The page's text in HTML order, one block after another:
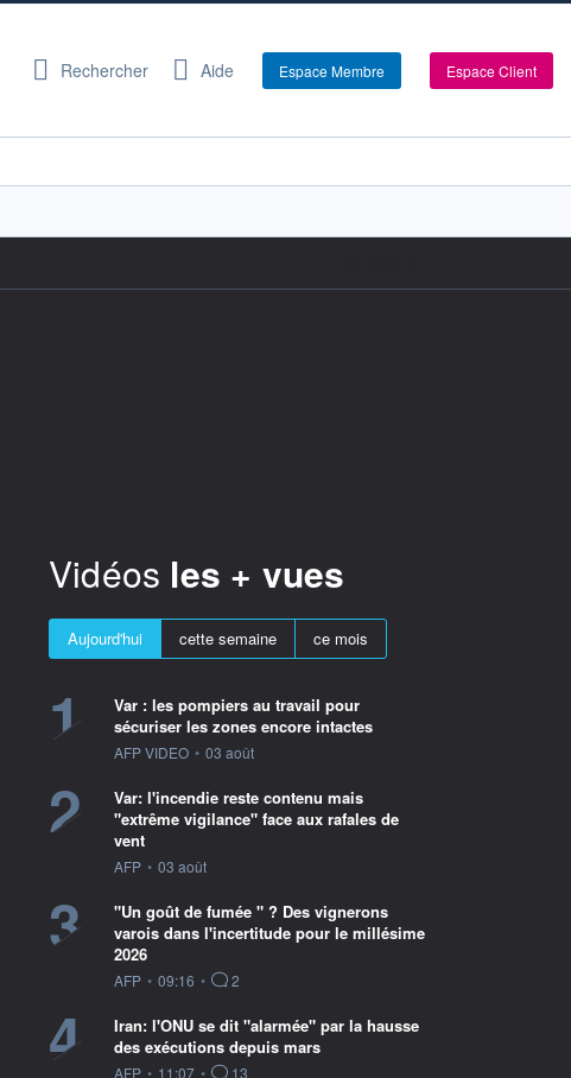
Rechercher Aide Espace Membre Espace Client
Vidéos les + vues
Aujourd'hui cette semaine ce mois
1
Var : les pompiers au travail pour
sécuriser les zones encore intactes
information fournie par
AFP VIDEO • 03 août
2
Var: l'incendie reste contenu mais
"extrême vigilance" face aux rafales de
vent
information fournie par
AFP • 03 août
3
"Un goût de fumée " ? Des vignerons
varois dans l'incertitude pour le millésime
2026
information fournie par
AFP • 09:16 • 2
4
Iran: l'ONU se dit "alarmée" par la hausse
des exécutions depuis mars
information fournie par
AFP • 11:07 • 13